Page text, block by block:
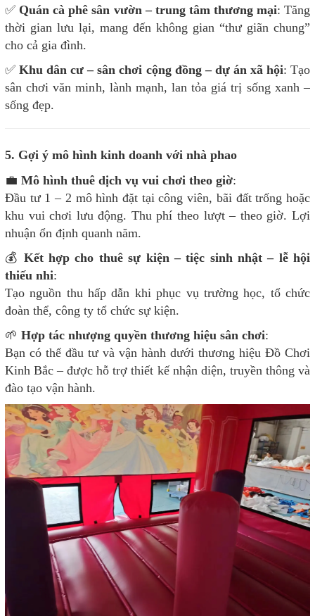
✅ Quán cà phê sân vườn – trung tâm thương mại: Tăng
thời gian lưu lại, mang đến không gian “thư giãn chung”
cho cả gia đình.
✅Khu dân cư – sân chơi cộng đồng – dự án xã hội: Tạo
sân chơi văn minh, lành mạnh, lan tỏa giá trị sống xanh –
sống đẹp.
5. Gợi ý mô hình kinh doanh với nhà phao
💼 Mô hình thuê dịch vụ vui chơi theo giờ:
Đầu tư 1 – 2 mô hình đặt tại công viên, bãi đất trống hoặc
khu vui chơi lưu động. Thu phí theo lượt – theo giờ. Lợi
nhuận ổn định quanh năm.
💰 Kết hợp cho thuê sự kiện – tiệc sinh nhật – lễ hội
thiếu nhi:
Tạo nguồn thu hấp dẫn khi phục vụ trường học, tổ chức
đoàn thể, công ty tổ chức sự kiện.
🌱 Hợp tác nhượng quyền thương hiệu sân chơi:
Bạn có thể đầu tư và vận hành dưới thương hiệu Đồ Chơi
Kinh Bắc – được hỗ trợ thiết kế nhận diện, truyền thông và
đào tạo vận hành.